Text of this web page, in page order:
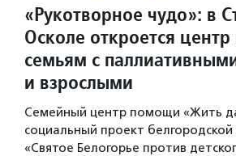
«Рукотворное чудо»: в
Осколе откроется
семьям с
и взрослыми
Семейный центр помощи «Жить
социальный проект белгородской
«Святое Белогорье против